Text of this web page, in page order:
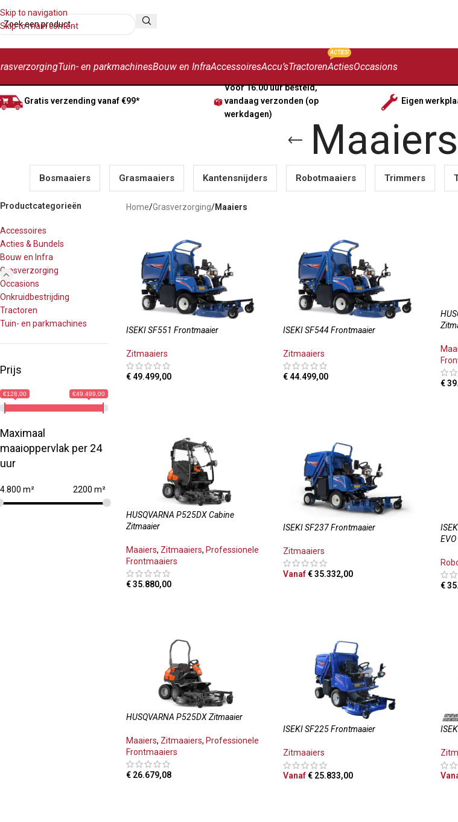
Skip to navigation
Skip to main content
Tuin- en parkmachinesBouw en InfraAccessoiresAccu’sTractorenActies
ACTIES!
Occasions
Gratis verzending vanaf €99*
Voor 16.00 uur besteld,
vandaag verzonden (op
werkdagen)
Eigen
Maaiers
Bosmaaiers Grasmaaiers Kantensnijders Robotmaaiers Trimmers
Productcategorieën
Accessoires
Acties & Bundels
Bouw en Infra
Grasverzorging
Occasions
Onkruidbestrijding
Tractoren
Tuin- en parkmachines
Prijs
€128,00 €49.499,00
Maximaal
maaioppervlak per 24
uur
4.800 m² 2200 m²
Home/Grasverzorging/Maaiers
ISEKI SF551 Frontmaaier
Zitmaaiers
€49.499,00
ISEKI SF544 Frontmaaier
Zitmaaiers
€ 44.499,00
€
HUSQVARNA P525DX Cabine
Zitmaaier
Maaiers, Zitmaaiers, Professionele
Frontmaaiers
€35.880,00
ISEKI SF237 Frontmaaier
Zitmaaiers
Vanaf €35.332,00
EVO
€
HUSQVARNA P525DX Zitmaaier
Maaiers, Zitmaaiers, Professionele
Frontmaaiers
€26.679,08
ISEKI SF225 Frontmaaier
Zitmaaiers
Vanaf € 25.833,00